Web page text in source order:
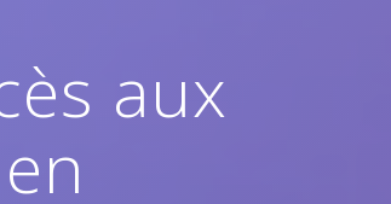
aux